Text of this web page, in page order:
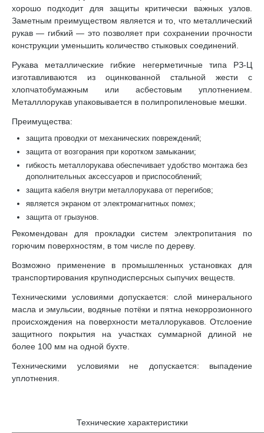
хорошо подходит для защиты критически важных узлов.
Заметным преимуществом является и то, что металлический
рукав — гибкий — это позволяет при сохранении прочности
конструкции уменьшить количество стыковых соединений.
Рукава металлические гибкие негерметичные типа РЗ-Ц
изготавливаются из оцинкованной стальной жести с
хлопчатобумажным или асбестовым уплотнением.
Металллорукав упаковывается в полипропиленовые мешки.
Преимущества:
защита проводки от механических повреждений;
защита от возгорания при коротком замыкании;
гибкость металлорукава обеспечивает удобство монтажа без
дополнительных аксессуаров и приспособлений;
защита кабеля внутри металлорукава от перегибов;
является экраном от электромагнитных помех;
защита от грызунов.
Рекомендован для прокладки систем электропитания по
горючим поверхностям, в том числе по дереву.
Возможно применение в промышленных установках для
транспортирования крупнодисперсных сыпучих веществ.
Техническими условиями допускается: слой минерального
масла и эмульсии, водяные потёки и пятна некоррозионного
происхождения на поверхности металлорукавов. Отслоение
защитного покрытия на участках суммарной длиной не
более 100 мм на одной бухте.
Техническими условиями не допускается: выпадение
уплотнения.
Технические характеристики